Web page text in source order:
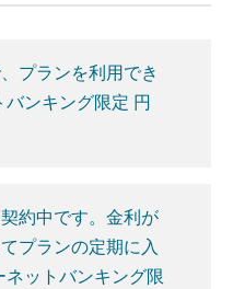
プランを利用でき
ンキング限定 円
約中です。金利が
プランの定期に入
ットバンキング限